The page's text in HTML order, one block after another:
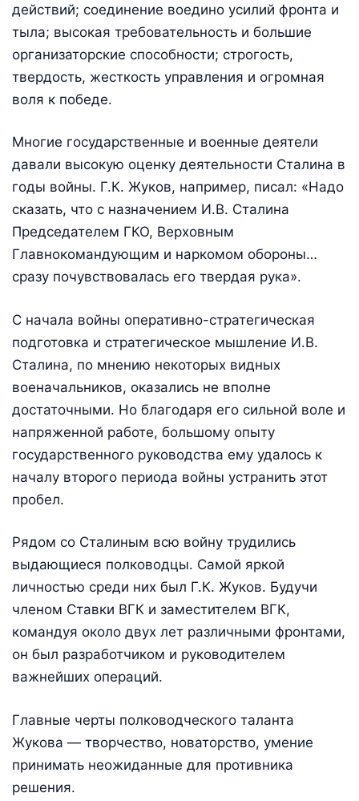
действий; соединение воедино усилий фронта и
тыла; высокая требовательность и большие
организаторские способности; строгость,
твердость, жесткость управления и огромная
воля к победе.
Многие государственные и военные деятели
давали высокую оценку деятельности Сталина в
годы войны. Г.К. Жуков, например, писал: «Надо
сказать, что с назначением И.В. Сталина
Председателем ГКО, Верховным
Главнокомандующим и наркомом обороны…
сразу почувствовалась его твердая рука».
С начала войны оперативно-стратегическая
подготовка и стратегическое мышление И.В.
Сталина, по мнению некоторых видных
военачальников, оказались не вполне
достаточными. Но благодаря его сильной воле и
напряженной работе, большому опыту
государственного руководства ему удалось к
началу второго периода войны устранить этот
пробел.
Рядом со Сталиным всю войну трудились
выдающиеся полководцы. Самой яркой
личностью среди них был Г.К. Жуков. Будучи
членом Ставки ВГК и заместителем ВГК,
командуя около двух лет различными фронтами,
он был разработчиком и руководителем
важнейших операций.
Главные черты полководческого таланта
Жукова — творчество, нова­торство, умение
принимать неожиданные для противника
решения.